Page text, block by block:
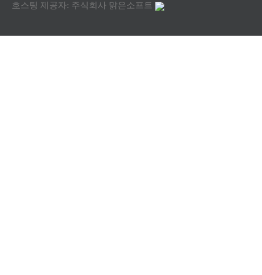
호스팅 제공자: 주식회사 맑은소프트